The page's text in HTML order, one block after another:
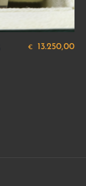
€ 13.250,00